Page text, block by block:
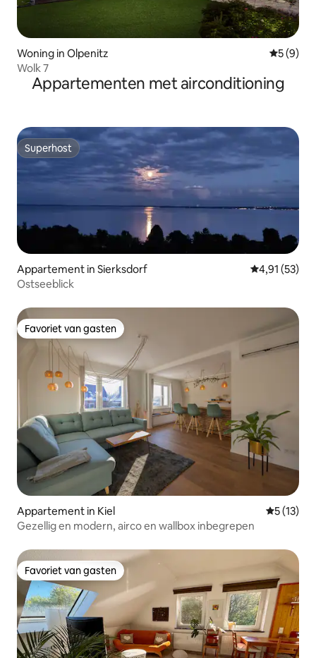
Woning in Olpenitz
5 (9)
Wolk 7
Appartementen met airconditioning
Superhost
Superhost
Appartement in Sierksdorf Gemiddelde
4,91 (53)
Ostseeblick
Favoriet van gasten
Favoriet van gasten
Appartement in Kiel
5 (13)
Gezellig en modern, airco en wallbox inbegrepen
Favoriet van gasten
Favoriet van gasten